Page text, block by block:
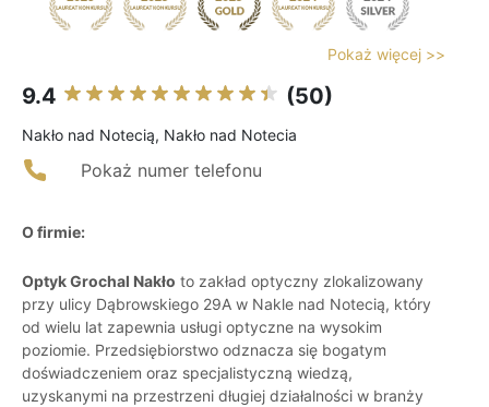
Pokaż więcej >>
9.4 (50)
Nakło nad Notecią, Nakło nad Notecia
Pokaż numer telefonu
O firmie:
Optyk Grochal Nakło to zakład optyczny zlokalizowany
przy ulicy Dąbrowskiego 29A w Nakle nad Notecią, który
od wielu lat zapewnia usługi optyczne na wysokim
poziomie. Przedsiębiorstwo odznacza się bogatym
doświadczeniem oraz specjalistyczną wiedzą,
uzyskanymi na przestrzeni długiej działalności w branży